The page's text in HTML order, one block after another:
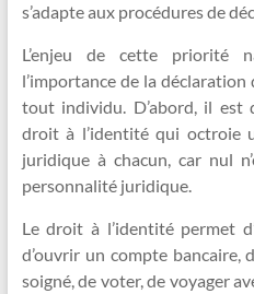
s’adapte aux procédures de
L’enjeu de cette priorité
l’importance de la déclaration
tout individu. D’abord, il est
droit à l’identité qui octroie
juridique à chacun, car nul
personnalité juridique.
Le droit à l’identité permet
d’ouvrir un compte bancaire,
soigné, de voter, de voyager